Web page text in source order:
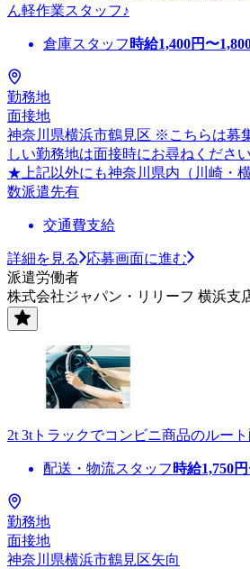
ん軽作業スタッフ♪
倉庫スタッフ 時給1,400円〜
勤務地
面接地
神奈川県横浜市鶴見区 ※こちらは募
しい勤務地は面接時にお尋ねください
★上記以外にも神奈川県内（川崎・
数派遣先有
交通費支給
詳細を見る
応募画面に進む
派遣労働者
株式会社ジャパン・リリーフ 横浜支
2t 3tトラックでコンビニ商品のルー
配送・物流スタッフ 時給1,750
勤務地
面接地
神奈川県横浜市鶴見区矢向